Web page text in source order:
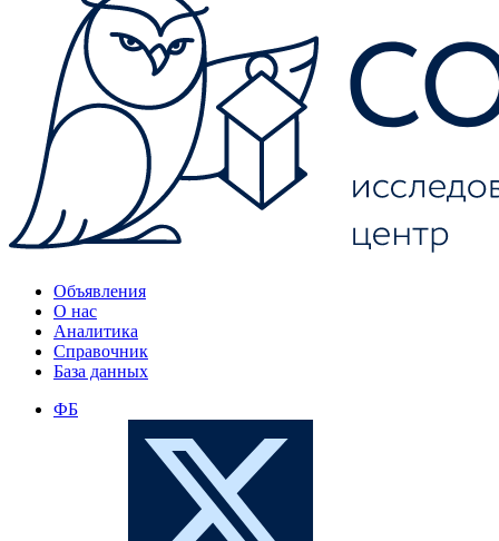
Объявления
О нас
Аналитика
Справочник
База данных
ФБ